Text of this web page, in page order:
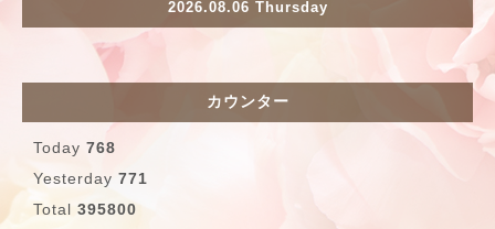
2026.08.06 Thursday
カウンター
Today 768
Yesterday 771
Total 395800